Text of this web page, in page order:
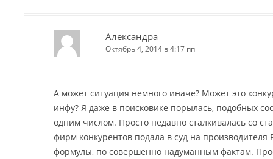
Александра
Октябрь 4, 2014 в 4:17 пп
А может ситуация немного иначе? Может это
инфу? Я даже в поисковике порылась, подобных
одним числом. Просто недавно сталкивалась со
фирм конкурентов подала в суд на производителя
формулы, по совершенно надуманным фактам.